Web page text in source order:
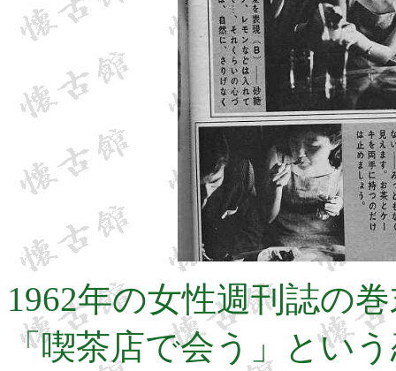
1962年の女性週刊誌の
「喫茶店で会う」とい